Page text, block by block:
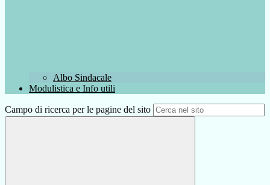
Albo Sindacale
Modulistica e Info utili
Campo di ricerca per le pagine del sito